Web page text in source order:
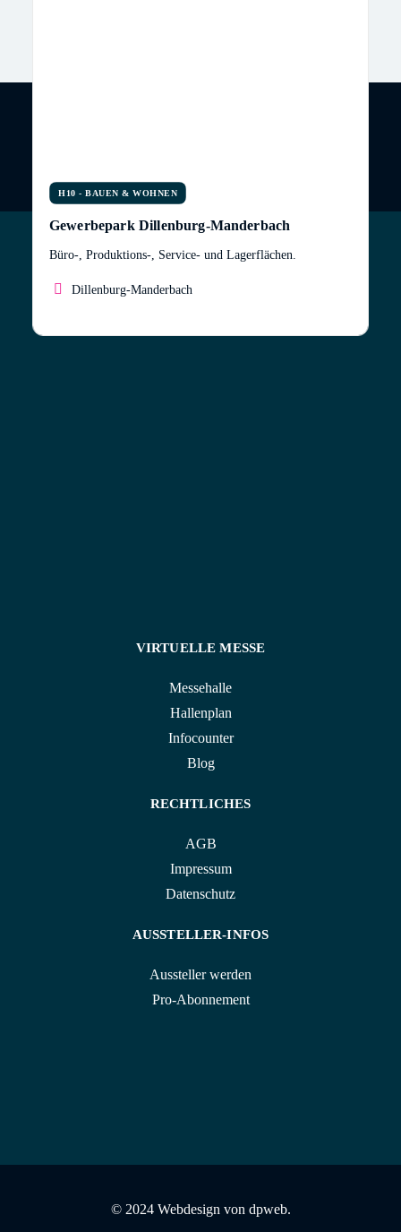
H10 - BAUEN & WOHNEN
Gewerbepark Dillenburg-Manderbach
Büro-, Produktions-, Service- und Lagerflächen.
Dillenburg-Manderbach
VIRTUELLE MESSE
Messehalle
Hallenplan
Infocounter
Blog
RECHTLICHES
AGB
Impressum
Datenschutz
AUSSTELLER-INFOS
Aussteller werden
Pro-Abonnement
© 2024 Webdesign von dpweb.